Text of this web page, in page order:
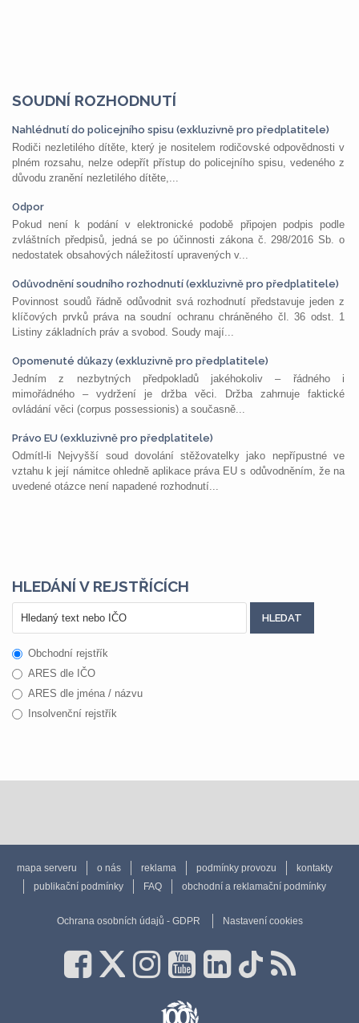
SOUDNÍ ROZHODNUTÍ
Nahlédnutí do policejního spisu (exkluzivně pro předplatitele)
Rodiči nezletilého dítěte, který je nositelem rodičovské odpovědnosti v
plném rozsahu, nelze odepřít přístup do policejního spisu, vedeného z
důvodu zranění nezletilého dítěte,...
Odpor
Pokud není k podání v elektronické podobě připojen podpis podle
zvláštních předpisů, jedná se po účinnosti zákona č. 298/2016 Sb. o
nedostatek obsahových náležitostí upravených v...
Odůvodnění soudního rozhodnutí (exkluzivně pro předplatitele)
Povinnost soudů řádně odůvodnit svá rozhodnutí představuje jeden z
klíčových prvků práva na soudní ochranu chráněného čl. 36 odst. 1
Listiny základních práv a svobod. Soudy mají...
Opomenuté důkazy (exkluzivně pro předplatitele)
Jedním z nezbytných předpokladů jakéhokoliv – řádného i
mimořádného – vydržení je držba věci. Držba zahrnuje faktické
ovládání věci (corpus possessionis) a současně...
Právo EU (exkluzivně pro předplatitele)
Odmítl-li Nejvyšší soud dovolání stěžovatelky jako nepřípustné ve
vztahu k její námitce ohledně aplikace práva EU s odůvodněním, že na
uvedené otázce není napadené rozhodnutí...
HLEDÁNÍ V REJSTŘÍCÍCH
Obchodní rejstřík
ARES dle IČO
ARES dle jména / názvu
Insolvenční rejstřík
mapa serveru o nás reklama podmínky provozu
kontakty
publikační podmínky
FAQ obchodní a reklamační podmínky
Ochrana osobních údajů - GDPR Nastavení cookies